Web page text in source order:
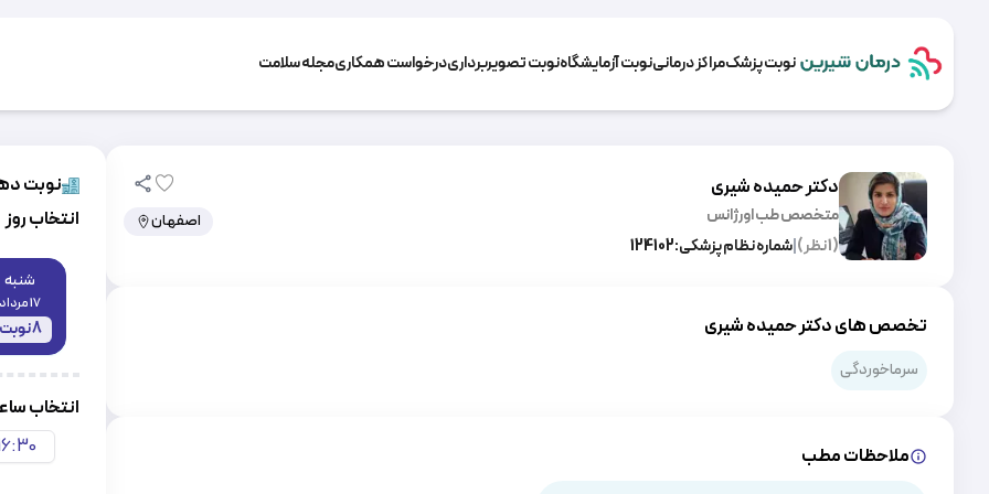
نوبت پزشکمراکز درمانینوبت آزمایشگاهنوبت تصویربرداریدرخواست همکاریمجله سلامت
دکتر حمیده شیری
متخصص طب اورژانس
اصفهان
(
1نظر) شماره نظام پزشکی:124102
تخصص های دکتر حمیده شیری
سرماخوردگی
ملاحظات مطب
نوبت
انتخاب روز
شنبه
17 مرداد
8نوبت
انتخاب